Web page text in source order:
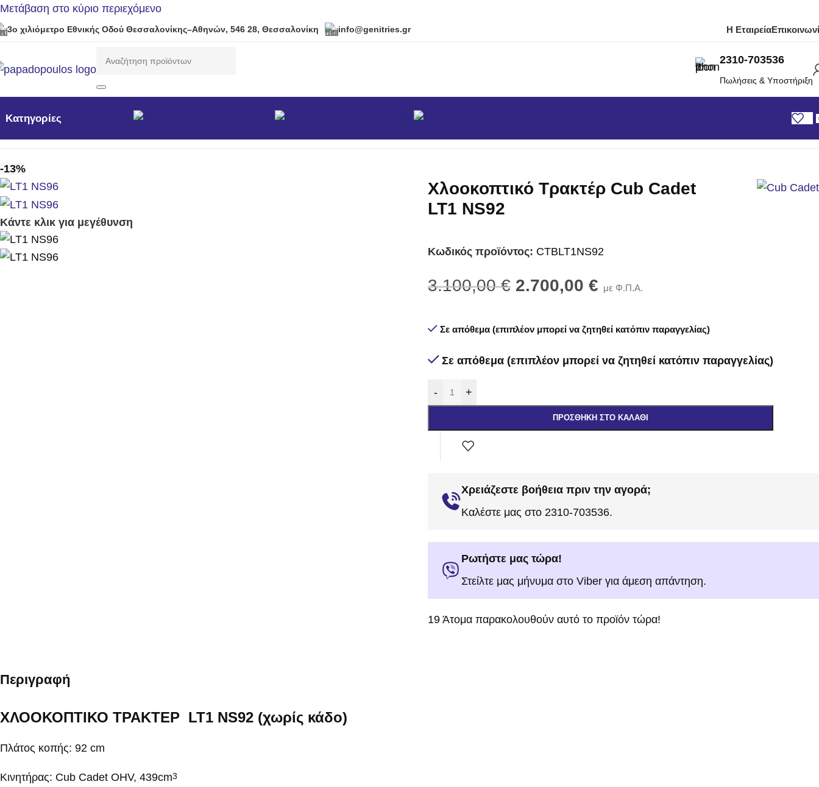
Μετάβαση στο κύριο περιεχόμενο
3ο χιλιόμετρο Εθνικής Οδού Θεσσαλονίκης–Αθηνών, 546 28, Θεσσαλονίκη info@genitries.gr Η Εταιρεία
2310-703536
Πωλήσεις & Υποστήριξη
Κατηγορίες
-13%
Κάντε κλικ για μεγέθυνση
Χλοοκοπτικό Τρακτέρ Cub Cadet
LT1 NS92
Κωδικός προϊόντος: CTBLT1NS92
3.100,00€ 2.700,00 € με Φ.Π.Α.
Σε απόθεμα (επιπλέον μπορεί να ζητηθεί κατόπιν παραγγελίας)
Σε απόθεμα (επιπλέον μπορεί να ζητηθεί κατόπιν παραγγελίας)
- +
ΠΡΟΣΘΉΚΗ ΣΤΟ ΚΑΛΆΘΙ
Χρειάζεστε βοήθεια πριν την αγορά;
Καλέστε μας στο 2310-703536.
Ρωτήστε μας τώρα!
Στείλτε μας μήνυμα στο Viber για άμεση απάντηση.
19 Άτομα παρακολουθούν αυτό το προϊόν τώρα!
Περιγραφή
ΧΛΟΟΚΟΠΤΙΚΟ ΤΡΑΚΤΕΡ LT1 NS92 (χωρίς κάδο)
Πλάτος κοπής: 92 cm
Κινητήρας: Cub Cadet OHV, 439cm3